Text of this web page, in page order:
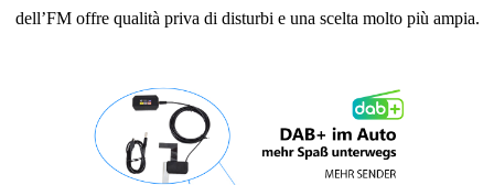
dell’FM offre qualità priva di disturbi e una scelta molto più ampia.